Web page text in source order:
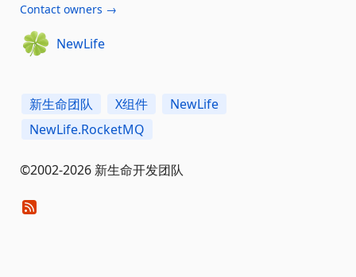
Contact owners →
NewLife
新生命团队 X组件
NewLife
NewLife.RocketMQ
©2002-2026 新生命开发团队